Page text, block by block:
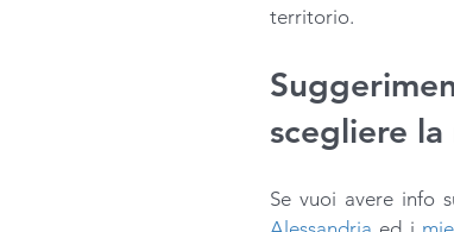
territorio.
scegliere la
Se vuoi avere info